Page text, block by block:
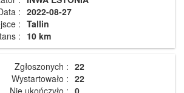
: 2022-08-27
: Tallin
: 10 km
Zgłoszonych : 22
Wystartowało : 22
Nie ukończyło : 0